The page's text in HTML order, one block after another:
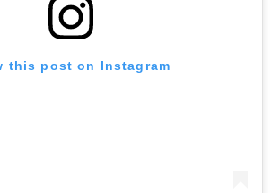
this post on Instagram